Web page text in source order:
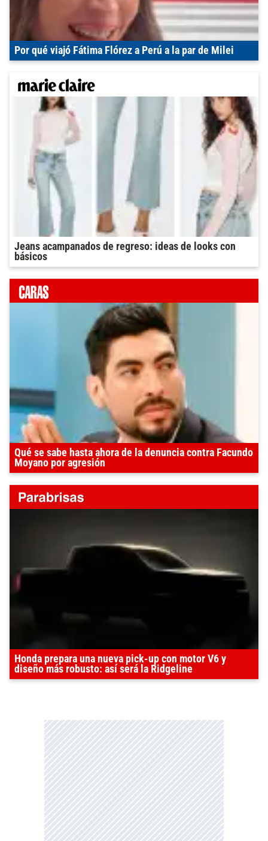
Por qué viajó Fátima Flórez a Perú a la par de Milei
Jeans acampanados de regreso: ideas de looks con
básicos
Qué se sabe hasta ahora de la denuncia contra Facundo
Moyano por agresión
Honda prepara una nueva pick-up con motor V6 y
diseño más robusto: así será la Ridgeline